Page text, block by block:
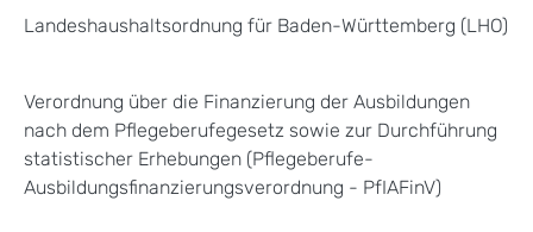
Landeshaushaltsordnung für Baden-Württemberg (LHO)
Verordnung über die Finanzierung der Ausbildungen
nach dem Pflegeberufegesetz sowie zur Durchführung
statistischer Erhebungen (Pflegeberufe-
Ausbildungsfinanzierungsverordnung - PfIAFinV)